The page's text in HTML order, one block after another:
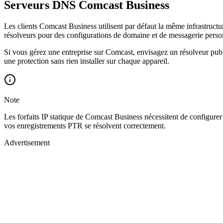
Serveurs DNS Comcast Business
Les clients Comcast Business utilisent par défaut la même
résolveurs pour des configurations de domaine et de messagerie
Si vous gérez une entreprise sur Comcast, envisagez un résolveur
une protection sans rien installer sur chaque appareil.
Note
Les forfaits IP statique de Comcast Business nécessitent de
vos enregistrements PTR se résolvent correctement.
Advertisement